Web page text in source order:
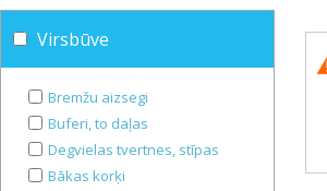
Virsbūve
Bremžu aizsegi
Buferi, to daļas
Degvielas tvertnes, stīpas
Bākas korķi